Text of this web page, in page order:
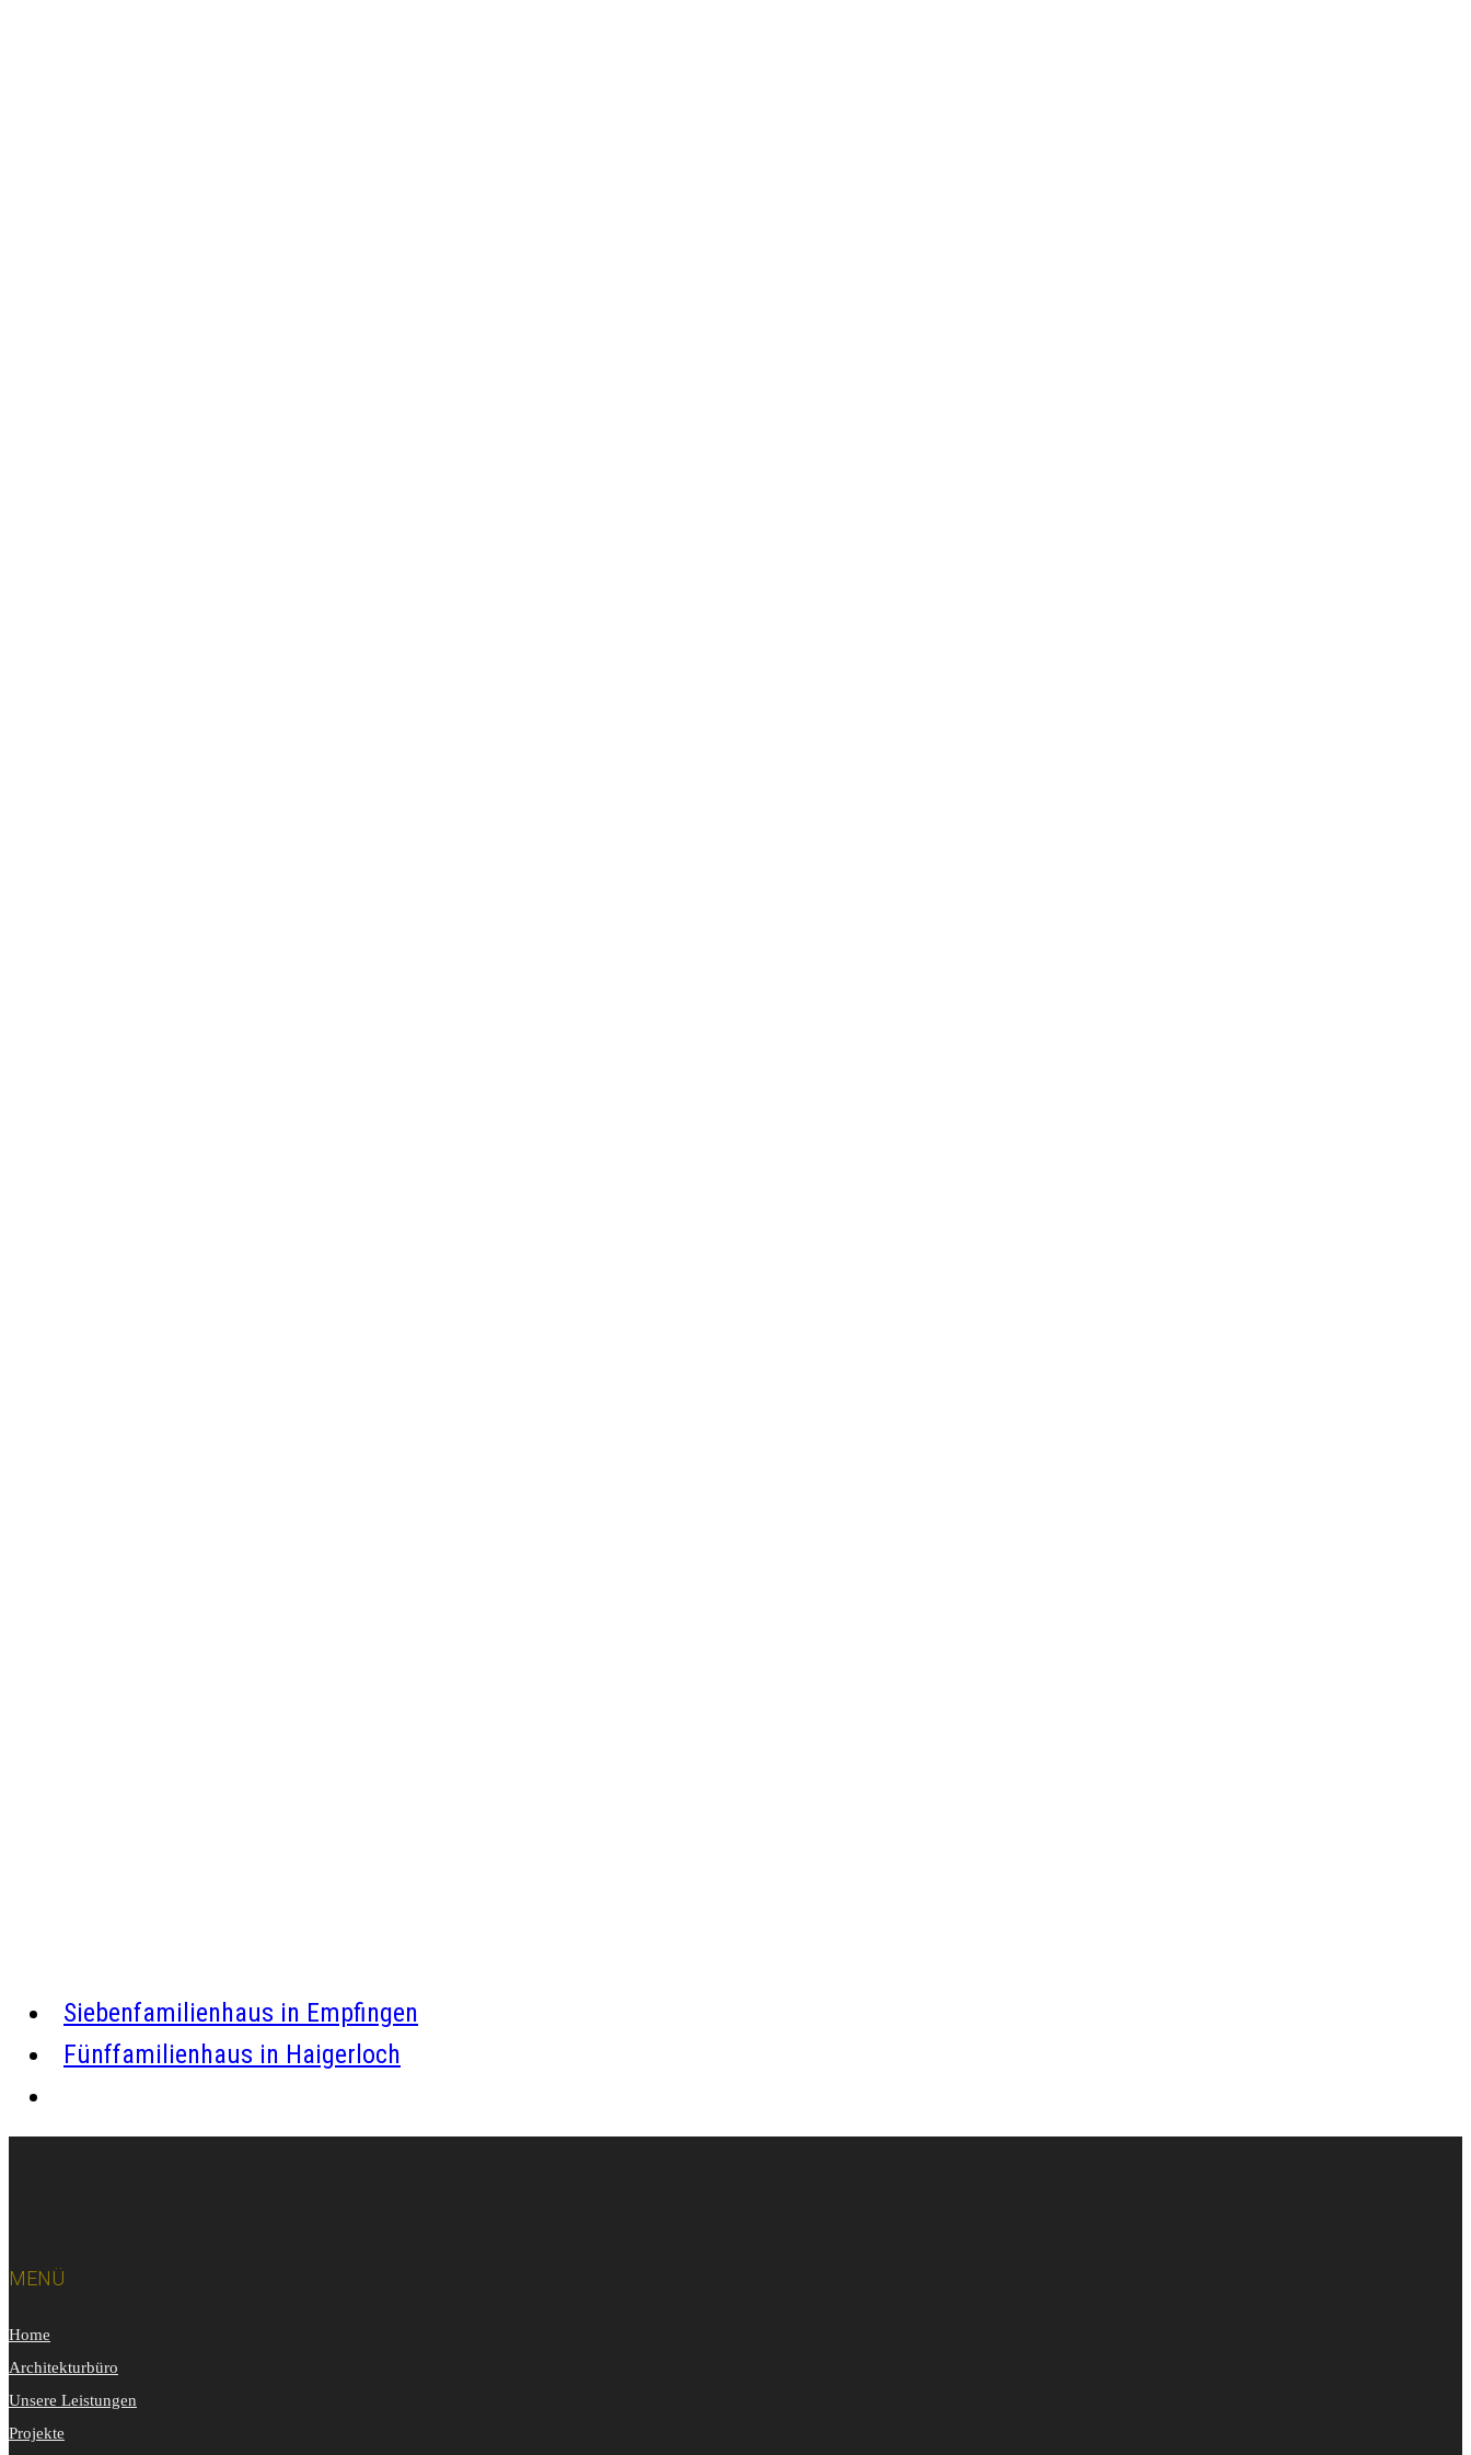
Siebenfamilienhaus in Empfingen
Fünffamilienhaus in Haigerloch
MENÜ
Home
Architekturbüro
Unsere Leistungen
Projekte